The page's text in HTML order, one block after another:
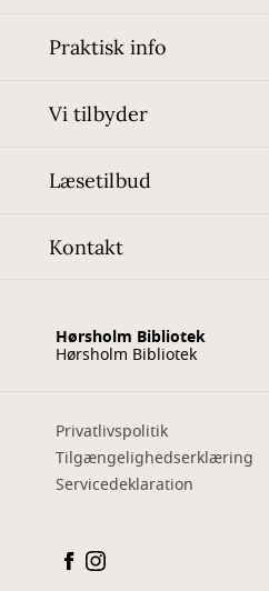
Praktisk info
Vi tilbyder
Læsetilbud
Kontakt
Hørsholm Bibliotek
Hørsholm Bibliotek
Privatlivspolitik
Tilgængelighedserklæring
Servicedeklaration